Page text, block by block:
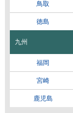
鳥取
徳島
九州
福岡
宮崎
鹿児島